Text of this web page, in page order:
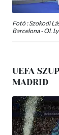
Fotó : Szokodi
Barcelona - Ol.
UEFA
MADRID